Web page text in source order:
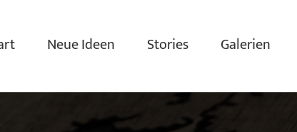
Neue Ideen Stories Galerien